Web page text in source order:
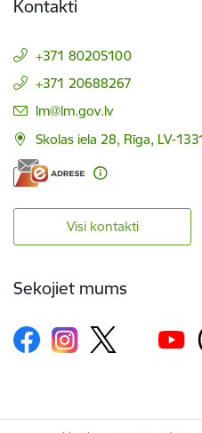
Kontakti
+371 80205100
+371 20688267
E-pasts:
lm@lm.gov.lv
Skolas iela 28, Rīga, LV-
Visi kontakti
Sekojiet mums